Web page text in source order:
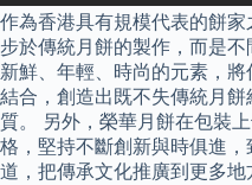
作為香港具有規模代表的餅
步於傳統月餅的製作，而是
新鮮、年輕、時尚的元素，
結合，創造出既不失傳統月
質。 另外，榮華月餅在包裝
格，堅持不斷創新與時俱進
道，把傳承文化推廣到更多